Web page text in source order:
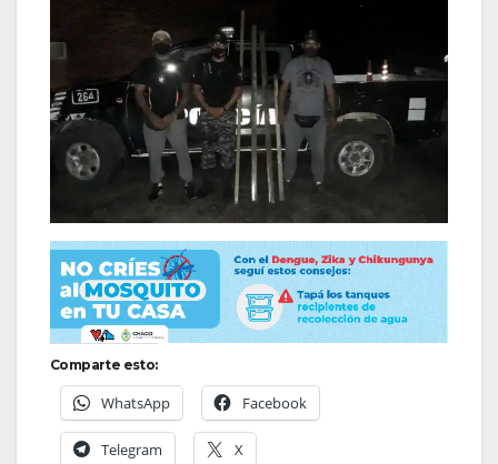
Comparte esto:
WhatsApp Facebook
Telegram X